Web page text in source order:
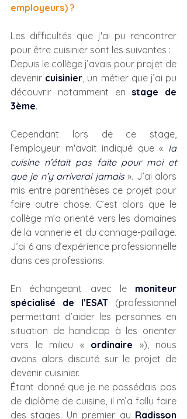
employeurs) ?
Les difficultés que j'ai pu rencontrer
pour être cuisinier sont les suivantes :
Depuis le collège j’avais pour projet de
devenir cuisinier , un métier que j’ai pu
découvrir notamment en stage de
3ème.
Cependant lors de ce stage,
l’employeur m'avait indiqué que « la
cuisine n’était pas faite pour moi et
que je n’y arriverai jamais ». J’ai alors
mis entre parenthèses ce projet pour
faire autre chose. C’est alors que le
collège m’a orienté vers les domaines
de la vannerie et du cannage-paillage.
J’ai 6 ans d’expérience professionnelle
dans ces professions.
En échangeant avec le moniteur
spécialisé de l’ESAT (professionnel
permettant d’aider les personnes en
situation de handicap à les orienter
vers le milieu « ordinaire »), nous
avons alors discuté sur le projet de
devenir cuisinier.
Étant donné que je ne possédais pas
de diplôme de cuisine, il m’a fallu faire
des stages. Un premier au Radisson